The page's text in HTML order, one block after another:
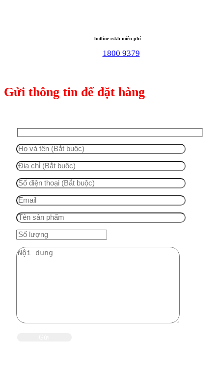
hotline cskh miễn phí
1800 9379
Gửi thông tin để đặt hàng